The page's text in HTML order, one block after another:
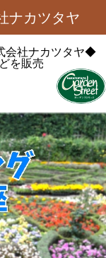
ナカツタヤ
社ナカツタヤ◆
を販売